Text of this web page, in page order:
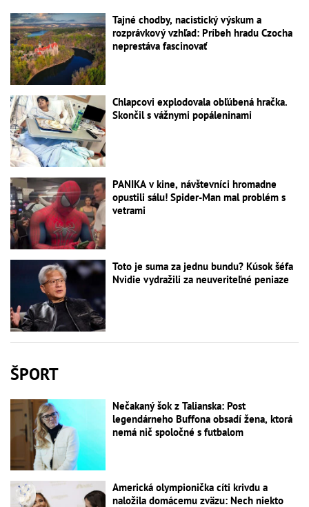
Tajné chodby, nacistický výskum a
rozprávkový vzhľad: Príbeh hradu Czocha
neprestáva fascinovať
Chlapcovi explodovala obľúbená hračka.
Skončil s vážnymi popáleninami
PANIKA v kine, návštevníci hromadne
opustili sálu! Spider-Man mal problém s
vetrami
Toto je suma za jednu bundu? Kúsok šéfa
Nvidie vydražili za neuveriteľné peniaze
ŠPORT
Nečakaný šok z Talianska: Post
legendárneho Buffona obsadí žena, ktorá
nemá nič spoločné s futbalom
Americká olympionička cíti krivdu a
naložila domácemu zväzu: Nech niekto